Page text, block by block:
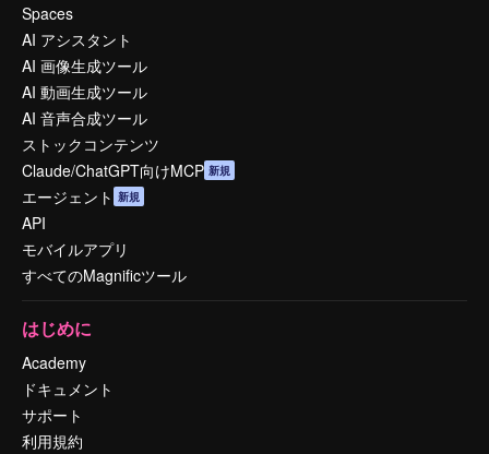
Spaces
AI アシスタント
AI 画像生成ツール
AI 動画生成ツール
AI 音声合成ツール
ストックコンテンツ
Claude/ChatGPT向けMCP 新規
エージェント 新規
API
モバイルアプリ
すべてのMagnificツール
はじめに
Academy
ドキュメント
サポート
利用規約